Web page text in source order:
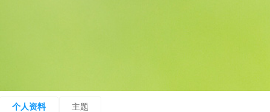
个人资料 主题